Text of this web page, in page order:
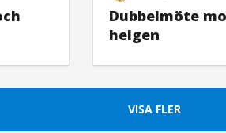
Dubbelmöte
helgen
VISA FLER